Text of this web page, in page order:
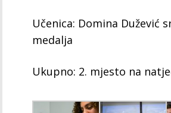
Učenica: Domina Dužević
medalja
Ukupno: 2. mjesto na